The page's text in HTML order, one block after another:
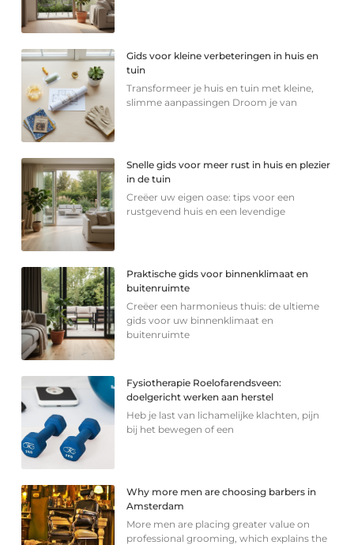
Gids voor kleine verbeteringen in huis en
tuin
Transformeer je huis en tuin met kleine,
slimme aanpassingen Droom je van
Snelle gids voor meer rust in huis en plezier
in de tuin
Creëer uw eigen oase: tips voor een
rustgevend huis en een levendige
Praktische gids voor binnenklimaat en
buitenruimte
Creëer een harmonieus thuis: de ultieme
gids voor uw binnenklimaat en
buitenruimte
Fysiotherapie Roelofarendsveen:
doelgericht werken aan herstel
Heb je last van lichamelijke klachten, pijn
bij het bewegen of een
Why more men are choosing barbers in
Amsterdam
More men are placing greater value on
professional grooming, which explains the